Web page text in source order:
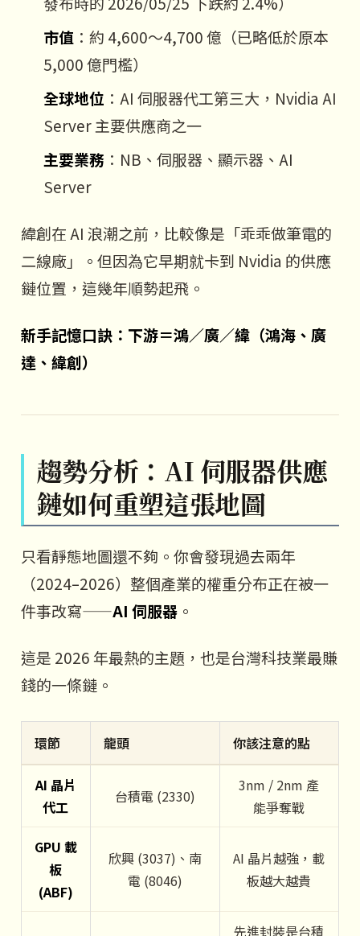
市值 ：約 4,600～4,700 億（已略低於原本
5,000 億門檻）
全球地位 ：AI 伺服器代工第三大，Nvidia AI
Server 主要供應商之一
主要業務 ：NB、伺服器、顯示器、AI
Server
緯創在 AI 浪潮之前，比較像是「乖乖做筆電的
二線廠」。但因為它早期就卡到 Nvidia 的供應
鏈位置，這幾年順勢起飛。
新手記憶口訣：下游＝鴻／廣／緯（鴻海、廣
達、緯創）
趨勢分析：AI 伺服器供應
鏈如何重塑這張地圖
只看靜態地圖還不夠。你會發現過去兩年
（2024–2026）整個產業的權重分布正在被一
件事改寫——AI 伺服器。
這是 2026 年最熱的主題，也是台灣科技業最賺
錢的一條鏈。
環節 龍頭 你該注意的點
AI 晶片
代工
台積電 (2330)
3nm / 2nm 產
能爭奪戰
GPU 載
板
(ABF)
欣興 (3037)、南
電 (8046)
AI 晶片越強，載
板越大越貴
先進封裝是台積